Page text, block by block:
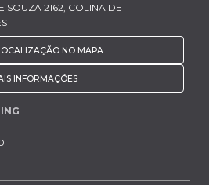
SOUZA 2162, COLINA DE
NO MAPA
INFORMAÇÕES